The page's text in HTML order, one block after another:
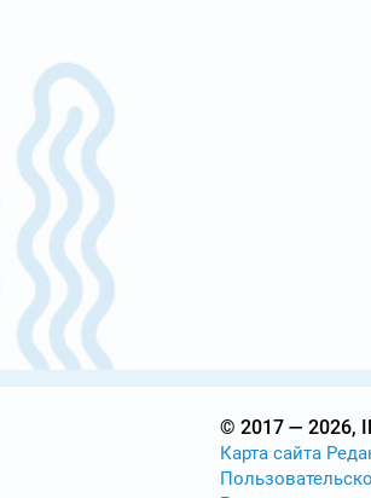
© 2017 — 2026,
Карта сайта